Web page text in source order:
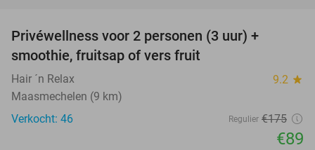
Privéwellness voor 2 personen (3 uur) +
smoothie, fruitsap of vers fruit
Hair ´n Relax 9.2 star
Maasmechelen (9 km)
Verkocht: 46
Regulier €175
€89